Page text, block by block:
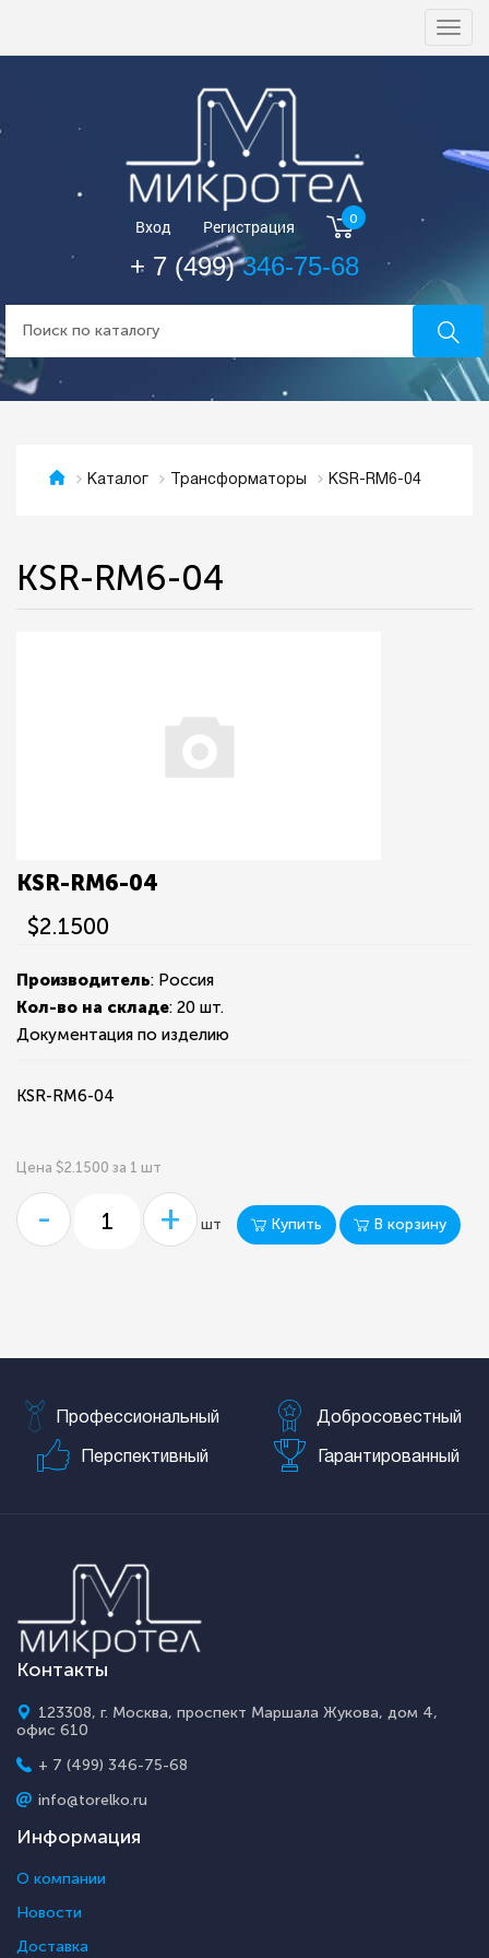
Вход Регистрация 0
+ 7 (499)346-75-68
Каталог Трансформаторы KSR-RM6-04
KSR-RM6-04
KSR-RM6-04
$2.1500
Производитель: Россия
Кол-во на складе: 20 шт.
Документация по изделию
KSR-RM6-04
Цена $2.1500 за 1 шт
- + шт Купить В корзину
Профессиональный Добросовестный
Перспективный Гарантированный
Контакты
123308, г. Москва, проспект Маршала Жукова, дом 4,
офис 610
+ 7 (499) 346-75-68
info@torelko.ru
Информация
О компании
Новости
Доставка